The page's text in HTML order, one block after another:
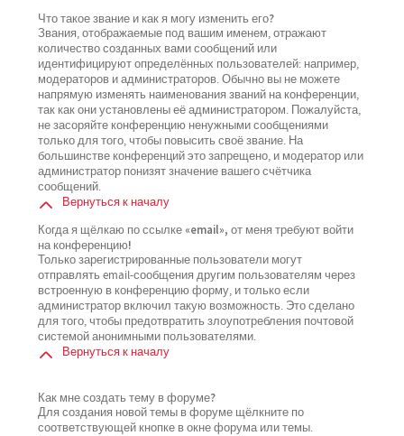
Что такое звание и как я могу изменить его?
Звания, отображаемые под вашим именем, отражают
количество созданных вами сообщений или
идентифицируют определённых пользователей: например,
модераторов и администраторов. Обычно вы не можете
напрямую изменять наименования званий на конференции,
так как они установлены её администратором. Пожалуйста,
не засоряйте конференцию ненужными сообщениями
только для того, чтобы повысить своё звание. На
большинстве конференций это запрещено, и модератор или
администратор понизят значение вашего счётчика
сообщений.
Вернуться к началу
Когда я щёлкаю по ссылке «email», от меня требуют войти
на конференцию!
Только зарегистрированные пользователи могут
отправлять email-сообщения другим пользователям через
встроенную в конференцию форму, и только если
администратор включил такую возможность. Это сделано
для того, чтобы предотвратить злоупотребления почтовой
системой анонимными пользователями.
Вернуться к началу
Как мне создать тему в форуме?
Для создания новой темы в форуме щёлкните по
соответствующей кнопке в окне форума или темы.